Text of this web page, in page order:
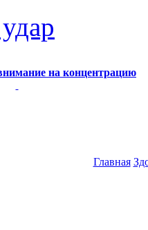
на концентрацию
Главная